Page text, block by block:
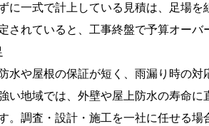
に一式で計上している見積は、足場
されていると、工事終盤で予算オーバ
水や屋根の保証が短く、雨漏り時の対
い地域では、外壁や屋上防水の寿命に
。調査・設計・施工を一社に任せる場